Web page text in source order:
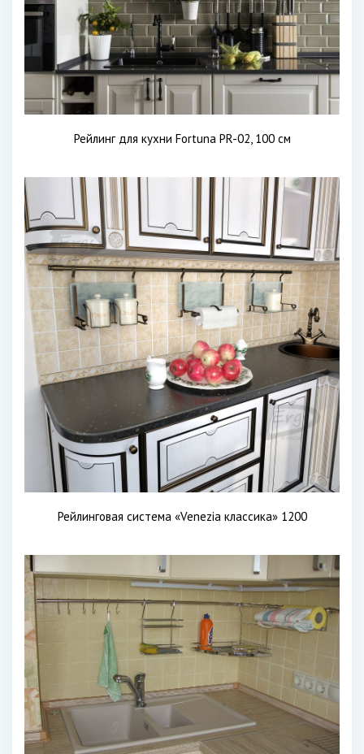
Рейлинг для кухни Fortuna PR-02, 100 см
Рейлинговая система «Venezia классика» 1200